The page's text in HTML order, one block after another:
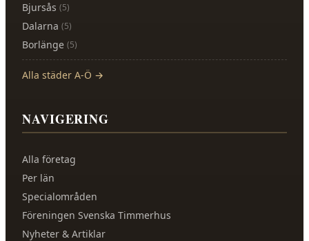
Bjursås (5)
Dalarna (5)
Borlänge (5)
Alla städer A-Ö →
NAVIGERING
Alla företag
Per län
Specialområden
Föreningen Svenska Timmerhus
Nyheter & Artiklar